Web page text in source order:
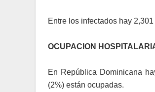
Entre los infectados hay
OCUPACION
En República Dominicana
(2%) están ocupadas.